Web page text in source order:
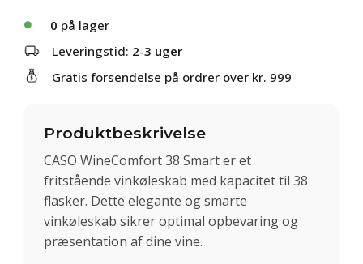
0 på lager
Leveringstid: 2-3 uger
Gratis forsendelse på ordrer over kr. 999
Produktbeskrivelse
CASO WineComfort 38 Smart er et
fritstående vinkøleskab med kapacitet til 38
flasker. Dette elegante og smarte
vinkøleskab sikrer optimal opbevaring og
præsentation af dine vine.